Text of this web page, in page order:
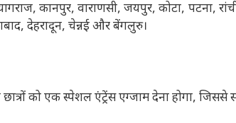
कानपुर, वाराणसी, जयपुर, कोटा, पटना,
देहरादून, चेन्नई और बेंगलुरु।
को एक स्पेशल एंट्रेंस एग्जाम देना होगा, जिससे